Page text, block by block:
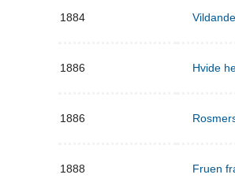
1884
1886 Hvide
1886
1888 Fruen